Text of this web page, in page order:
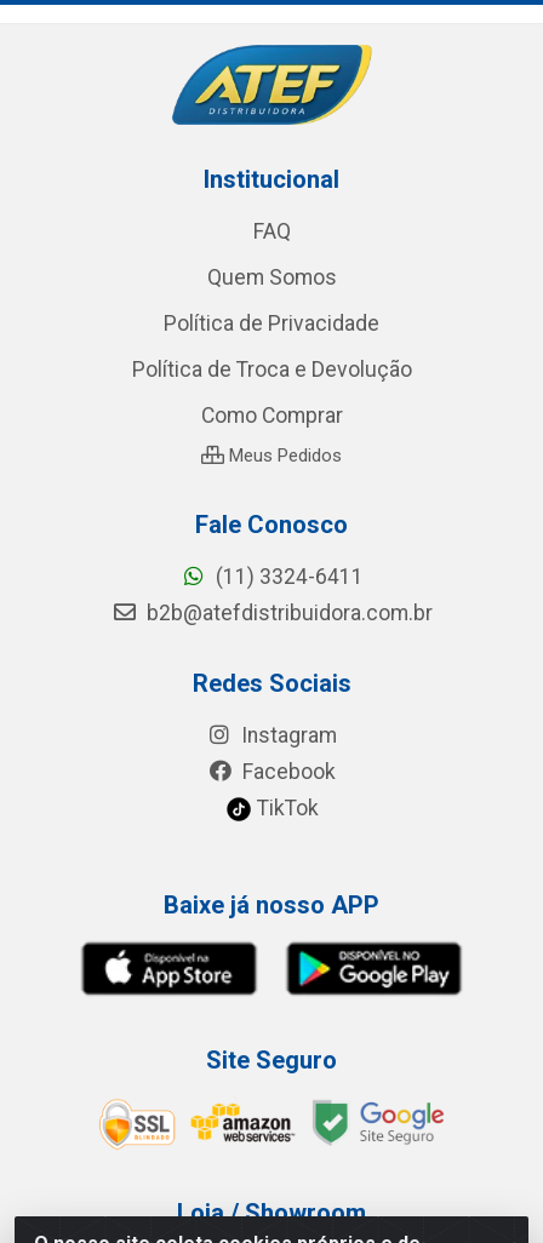
Institucional
FAQ
Quem Somos
Política de Privacidade
Política de Troca e Devolução
Como Comprar
Meus Pedidos
Fale Conosco
(11) 3324-6411
b2b@atefdistribuidora.com.br
Redes Sociais
Instagram
Facebook
TikTok
Baixe já nosso APP
Site Seguro
Loja / Showroom